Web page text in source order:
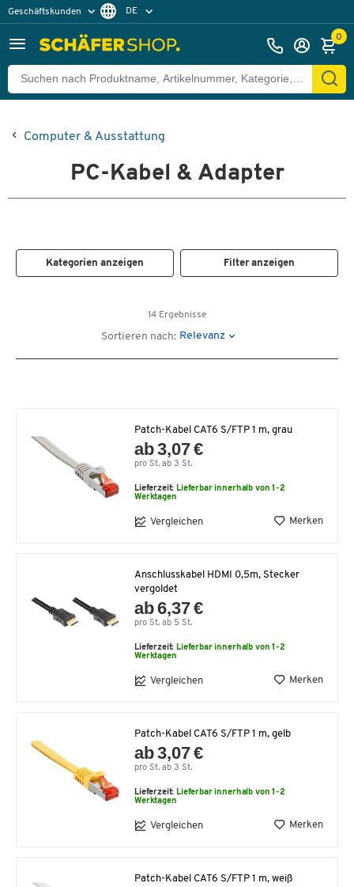
Geschäftskunden DE
0
Computer & Ausstattung
PC-Kabel & Adapter
Kategorien anzeigen Filter anzeigen
14 Ergebnisse
Sortieren nach: Relevanz
Patch-Kabel CAT6 S/FTP 1 m, grau
ab 3,07 €
pro St. ab 3 St.
Lieferzeit: Lieferbar innerhalb von 1-2
Werktagen
Vergleichen Merken
Anschlusskabel HDMI 0,5m, Stecker
vergoldet
ab 6,37 €
pro St. ab 5 St.
Lieferzeit: Lieferbar innerhalb von 1-2
Werktagen
Vergleichen Merken
Patch-Kabel CAT6 S/FTP 1 m, gelb
ab 3,07 €
pro St. ab 3 St.
Lieferzeit: Lieferbar innerhalb von 1-2
Werktagen
Vergleichen Merken
Patch-Kabel CAT6 S/FTP 1 m, weiß